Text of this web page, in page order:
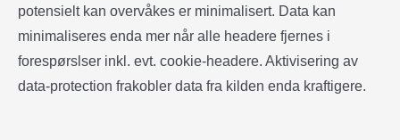
potensielt kan overvåkes er minimalisert. Data kan
minimaliseres enda mer når alle headere fjernes i
forespørslser inkl. evt. cookie-headere. Aktivisering av
data-protection frakobler data fra kilden enda kraftigere.